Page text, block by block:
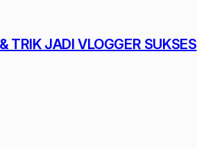
TRIK JADI VLOGGER SUKSES